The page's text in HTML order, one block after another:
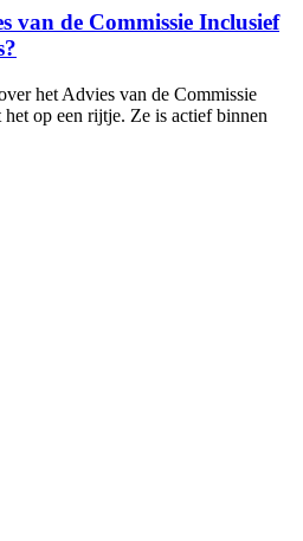
van de Commissie Inclusief
het Advies van de Commissie
op een rijtje. Ze is actief binnen